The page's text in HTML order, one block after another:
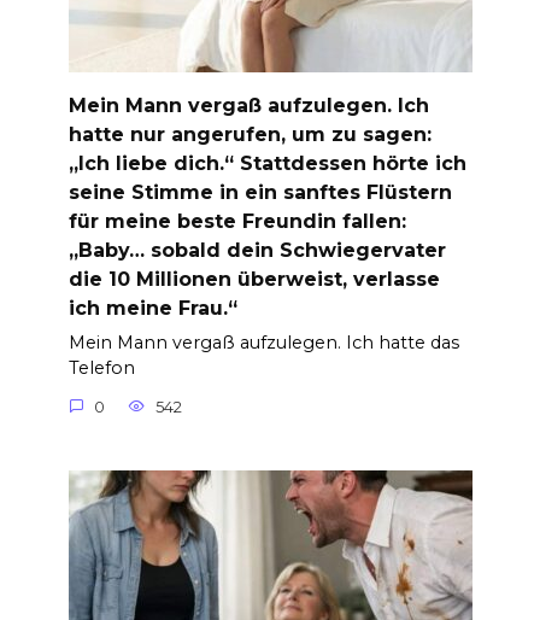
Mein Mann vergaß aufzulegen. Ich
hatte nur angerufen, um zu sagen:
„Ich liebe dich.“ Stattdessen hörte ich
seine Stimme in ein sanftes Flüstern
für meine beste Freundin fallen:
„Baby… sobald dein Schwiegervater
die 10 Millionen überweist, verlasse
ich meine Frau.“
Mein Mann vergaß aufzulegen. Ich hatte das
Telefon
0 542